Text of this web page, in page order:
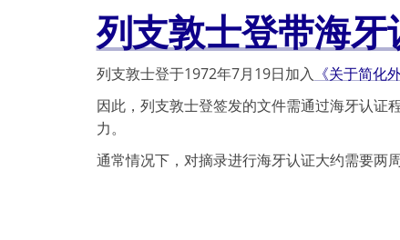
列支敦士登带海
列支敦士登于1972年7月19日加入 《关于简化
因此，列支敦士登签发的文件需通过海牙认证
力。
通常情况下，对摘录进行海牙认证大约需要两周